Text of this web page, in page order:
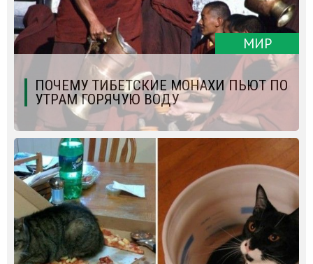
МИР
ПОЧЕМУ ТИБЕТСКИЕ МОНАХИ ПЬЮТ ПО
УТРАМ ГОРЯЧУЮ ВОДУ